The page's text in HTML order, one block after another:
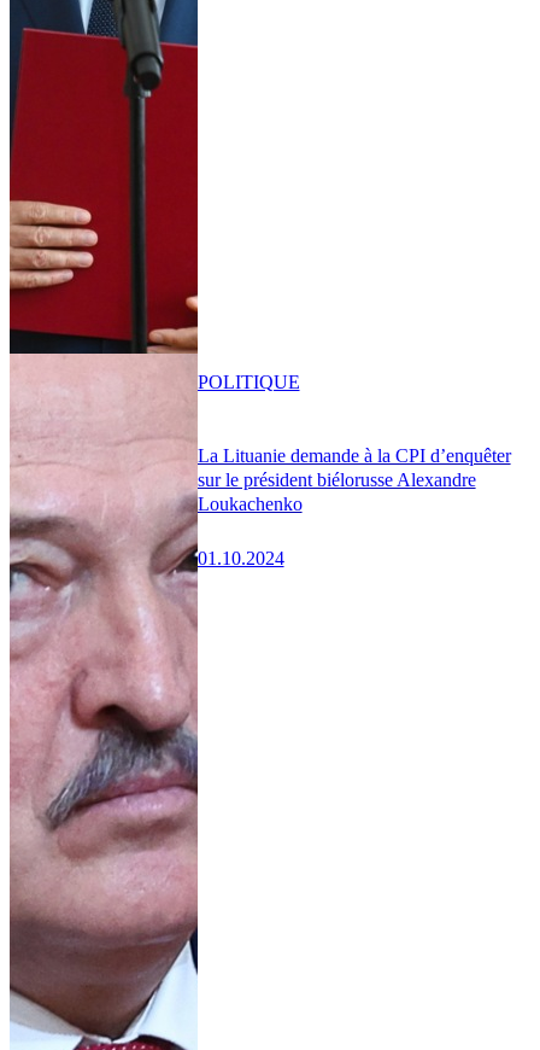
La Lituanie demande à la CPI d’enquêter
sur le président biélorusse Alexandre
Loukachenko
01.10.2024
POLITIQUE